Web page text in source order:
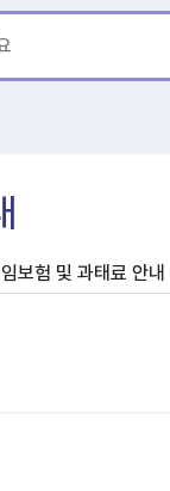
보험 및 과태료 안내